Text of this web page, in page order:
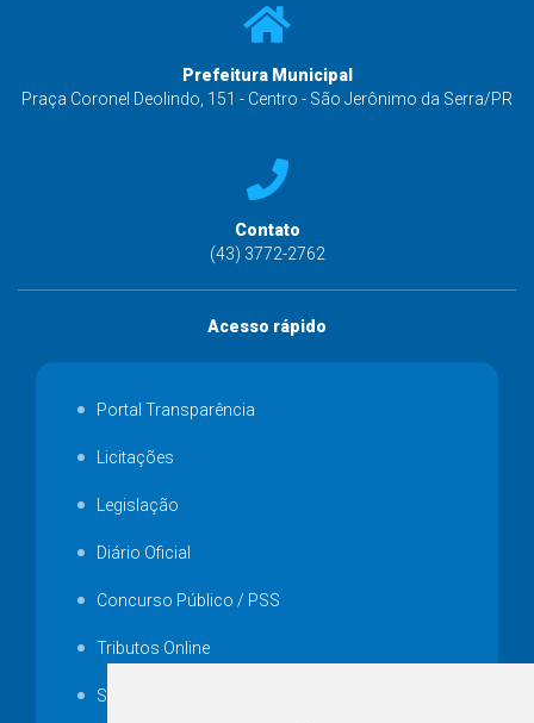
Prefeitura Municipal
Praça Coronel Deolindo, 151 - Centro - São Jerônimo da Serra/PR
Contato
(43) 3772-2762
Acesso rápido
Portal Transparência
Licitações
Legislação
Diário Oficial
Concurso Público / PSS
Tributos Online
Serviços ISS-E